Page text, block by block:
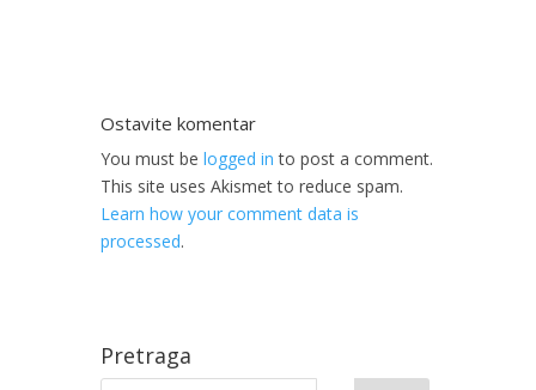
Ostavite komentar
You must be logged in to post a comment.
This site uses Akismet to reduce spam.
Learn how your comment data is
processed.
Pretraga